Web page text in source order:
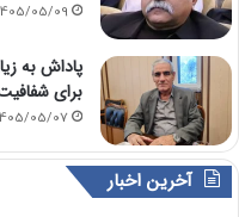
05/09
پاداش به
برای
05/07
آخرین اخبار